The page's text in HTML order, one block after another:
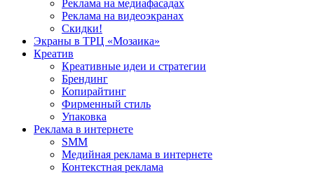
Реклама на медиафасадах
Реклама на видеоэкранах
Скидки!
Экраны в ТРЦ «Мозаика»
Креатив
Креативные идеи и стратегии
Брендинг
Копирайтинг
Фирменный стиль
Упаковка
Реклама в интернете
SMM
Медийная реклама в интернете
Контекстная реклама